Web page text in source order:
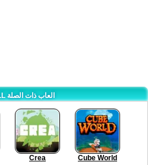
Q-BALL العاب ذات الصلة
Crea Cube World